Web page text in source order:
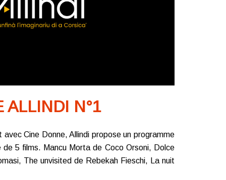
ALLINDI N°1
avec Cine Donne, Allindi propose un programme
5 films. Mancu Morta de Coco Orsoni, Dolce
The unvisited de Rebekah Fieschi, La nuit